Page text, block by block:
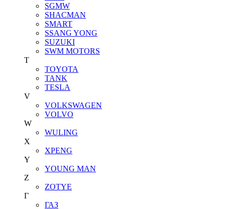
SGMW
SHACMAN
SMART
SSANG YONG
SUZUKI
SWM MOTORS
T
TOYOTA
TANK
TESLA
V
VOLKSWAGEN
VOLVO
W
WULING
X
XPENG
Y
YOUNG MAN
Z
ZOTYE
Г
ГАЗ